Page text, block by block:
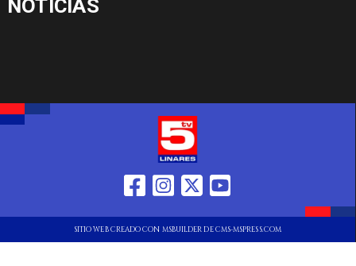
NOTICIAS
SITIO WEB CREADO CON MSBUILDER DE CMS-MSPRESS.COM